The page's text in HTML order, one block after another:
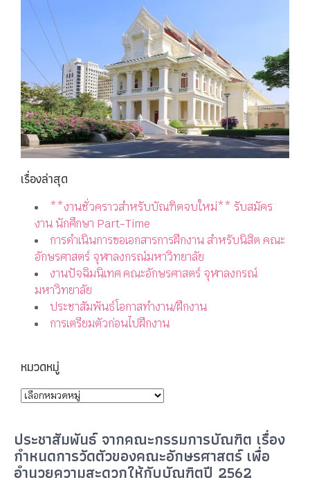
เรื่องล่าสุด
**งานชั่วคราวสำหรับบัณฑิตจบใหม่** รับสมัคร
งาน นักศึกษา Part-Time
การดำเนินการขอเอกสารการฝึกงาน สำหรับนิสิต คณะ
อักษรศาสตร์ จุฬาลงกรณ์มหาวิทยาลัย
งานปัจฉิมนิเทศ คณะอักษรศาสตร์ จุฬาลงกรณ์
มหาวิทยาลัย
ประชาสัมพันธ์โอกาสทำงาน/ฝึกงาน
การเตรียมตัวก่อนไปฝึกงาน
หมวดหมู่
ประชาสัมพันธ์ จากคณะกรรมการบัณฑิต เรื่อง
กำหนดการวัดตัวของคณะอักษรศาสตร์ เพื่อ
อำนวยความสะดวกให้กับบัณฑิตปี 2562